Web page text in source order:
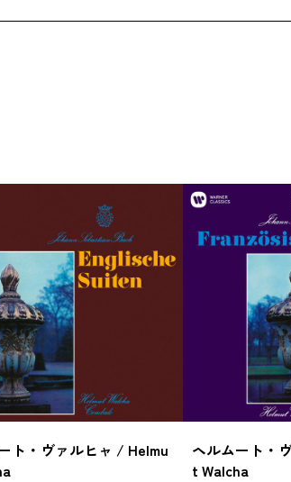
ト・ヴァルヒャ / Helmu
ヘルムート・
t Walcha